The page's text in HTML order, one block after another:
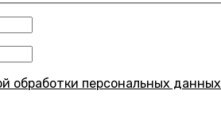
обработки персональных данных